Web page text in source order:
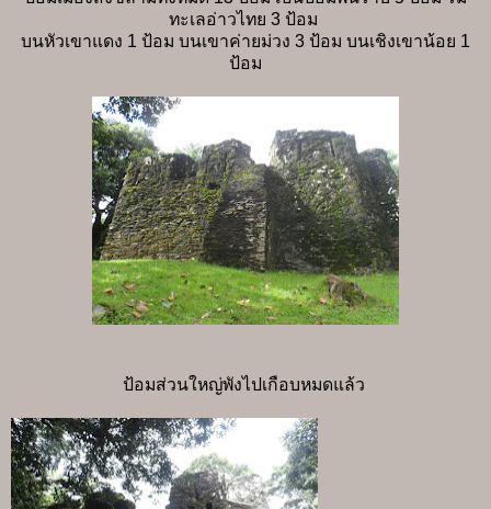
ทะเลอ่าวไทย 3 ป้อม
บนหัวเขาแดง 1 ป้อม บนเขาค่ายม่วง 3 ป้อม บนเชิงเขาน้อย 1
ป้อม
ป้อมส่วนใหญ่พังไปเกือบหมดแล้ว